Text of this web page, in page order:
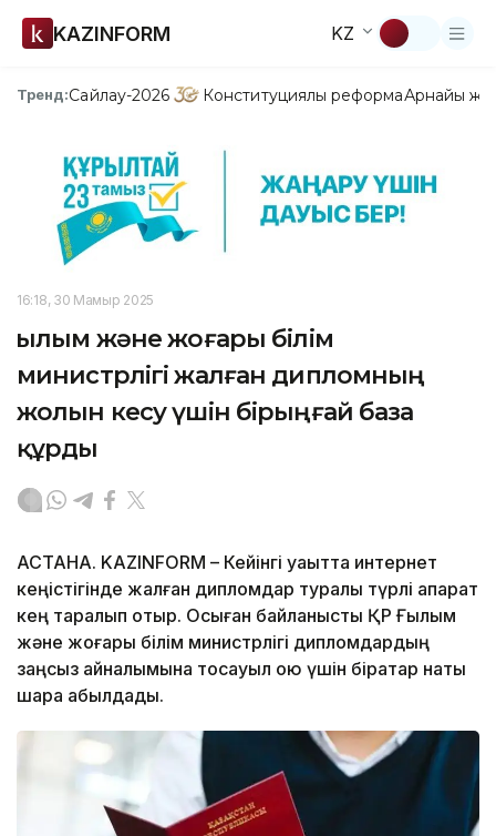
KAZINFORM KZ
Тренд:Сайлау-2026 Конституциялық реформаАрнайы
16:18, 30 Мамыр 2025
Ғылым және жоғары білім
министрлігі жалған дипломның
жолын кесу үшін бірыңғай база
құрды
АСТАНА. KAZINFORM – Кейінгі уақытта интернет
кеңістігінде жалған дипломдар туралы түрлі ақпарат
кең таралып отыр. Осыған байланысты ҚР Ғылым
және жоғары білім министрлігі дипломдардың
заңсыз айналымына тосқауыл қою үшін бірқатар нақты
шара қабылдады.